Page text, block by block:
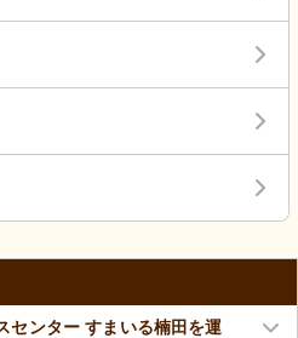
センター すまいる楠田を運